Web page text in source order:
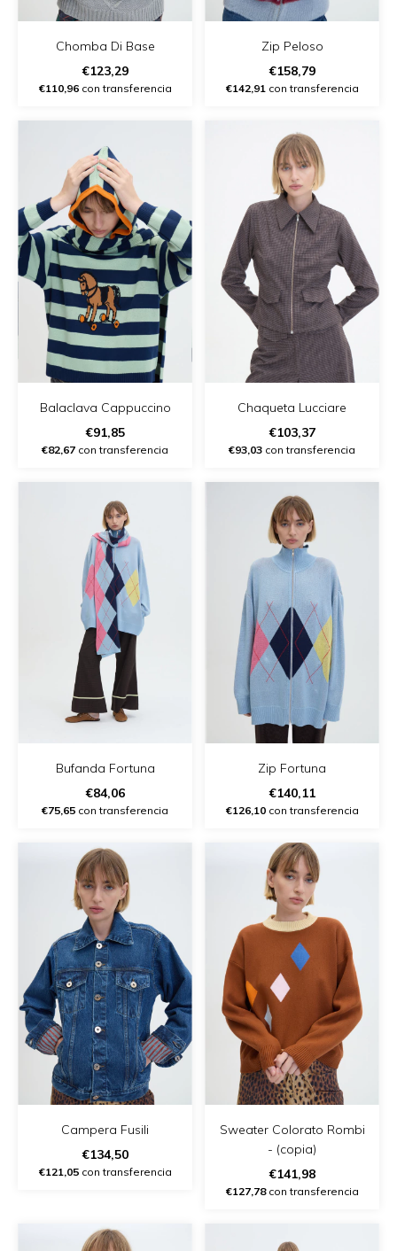
Chomba Di Base
€123,29
€110,96con transferencia
Zip Peloso
€158,79
€142,91con transferencia
Balaclava Cappuccino
€91,85
€82,67 con transferencia
Chaqueta Lucciare
€103,37
€93,03 con transferencia
Bufanda Fortuna
€84,06
€75,65 con transferencia
Zip Fortuna
€140,11
€126,10con transferencia
Campera Fusili
€134,50
€121,05con transferencia
Sweater Colorato Rombi
- (copia)
€141,98
€127,78con transferencia